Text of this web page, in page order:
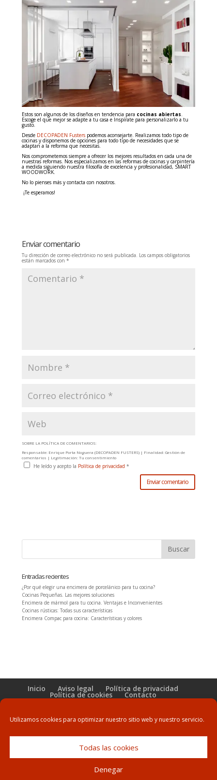
Utilizamos cookies para optimizar nuestro sitio web y nuestro servicio.
Todas las cookies
Denegar
Estos son algunos de los diseños en tendencia para cocinas abiertas.
Escoge el que mejor se adapte a tu casa e Inspírate para personalizarlo a tu
gusto.
Desde DECOPADEN Fusterspodemos aconsejarte. Realizamos todo tipo de
cocinas y disponemos de opciones para todo tipo de necesidades que se
adaptan a la reforma que necesitas.
Nos comprometemos siempre a ofrecer los mejores resultados en cada una de
nuestras reformas. Nos especializamos en las reformas de cocinas y carpintería
a medida siguiendo nuestra filosofía de excelencia y profesionalidad, SMART
WOODWORK.
No lo pienses más y contacta con nosotros.
¡Te esperamos!
Enviar comentario
Tu dirección de correo electrónico no será publicada. Los campos obligatorios
están marcados con *
SOBRE LA POLÍTICA DE COMENTARIOS:
Responsable: Enrique Porta Noguera (DECOPADEN FUSTERS) | Finalidad: Gestión de
comentarios | Legitimación: Tu consentimiento
He leído y acepto la Política de privacidad *
Entradas recientes
¿Por qué elegir una encimera de porcelánico para tu cocina?
Cocinas Pequeñas. Las mejores soluciones
Encimera de mármol para tu cocina. Ventajas e Inconvenientes
Cocinas rústicas: Todas sus características
Encimera Compac para cocina: Características y colores
Inicio Aviso legal Política de privacidad
Política de cookies Contacto